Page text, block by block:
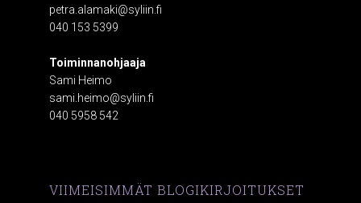
petra.alamaki@syliin.fi
040 153 5399
Toiminnanohjaaja
Sami Heimo
sami.heimo@syliin.fi
040 5958 542
VIIMEISIMMÄT BLOGIKIRJOITUKSET